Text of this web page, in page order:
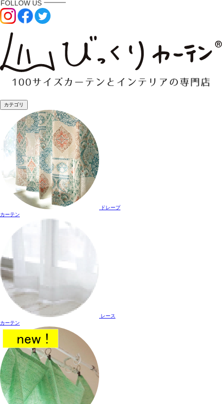
カテゴリ
ドレープ
カーテン
レース
カーテン